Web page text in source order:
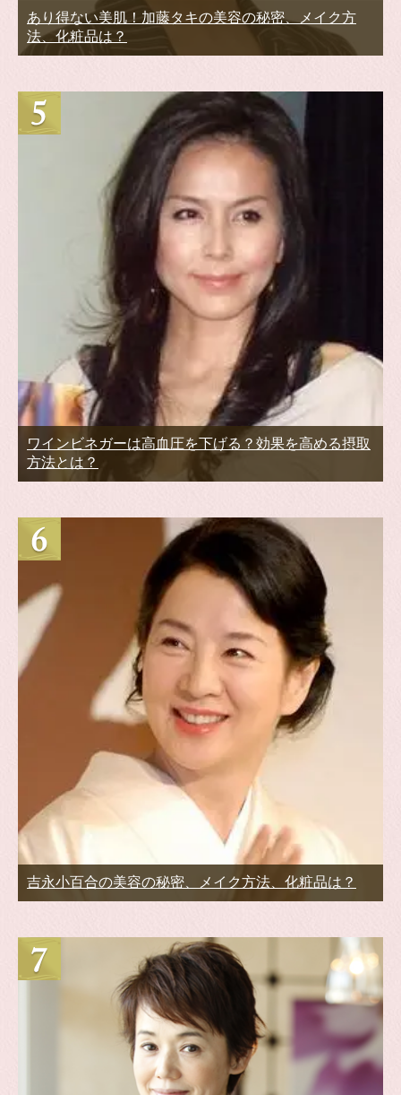
あり得ない美肌！加藤タキの美容の秘密、メイク方
法、化粧品は？
ワインビネガーは高血圧を下げる？効果を高める摂取
方法とは？
吉永小百合の美容の秘密、メイク方法、化粧品は？